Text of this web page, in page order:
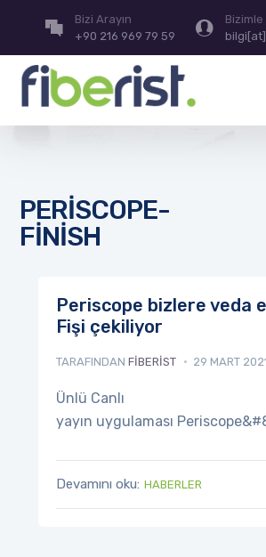
Bizi Arayın
+90 216 969 79 59
PERISCOPE-
FINISH
Periscope bizlere veda
Fişi çekiliyor
TARAFINDAN FIBERIST 29 MART
Ünlü Canlı
yayın uygulaması
Devamını oku: HABERLER